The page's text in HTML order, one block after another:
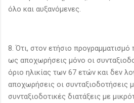
όλο και αυξανόμενες.
8. Ότι, στον ετήσιο
ως αποχωρήσεις μόνο οι
όριο ηλικίας των 67 ετών και δεν
αποχωρήσεις οι συνταξιοδοτήσεις
συνταξιοδοτικές διατάξεις με